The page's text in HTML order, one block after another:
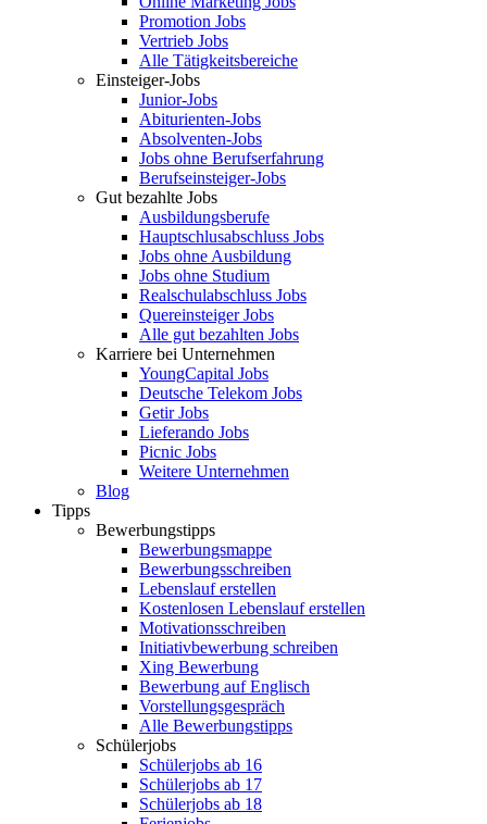
Promotion Jobs
Vertrieb Jobs
Alle Tätigkeitsbereiche
Einsteiger-Jobs
Junior-Jobs
Abiturienten-Jobs
Absolventen-Jobs
Jobs ohne Berufserfahrung
Berufseinsteiger-Jobs
Gut bezahlte Jobs
Ausbildungsberufe
Hauptschlusabschluss Jobs
Jobs ohne Ausbildung
Jobs ohne Studium
Realschulabschluss Jobs
Quereinsteiger Jobs
Alle gut bezahlten Jobs
Karriere bei Unternehmen
YoungCapital Jobs
Deutsche Telekom Jobs
Getir Jobs
Lieferando Jobs
Picnic Jobs
Weitere Unternehmen
Blog
Tipps
Bewerbungstipps
Bewerbungsmappe
Bewerbungsschreiben
Lebenslauf erstellen
Kostenlosen Lebenslauf erstellen
Motivationsschreiben
Initiativbewerbung schreiben
Xing Bewerbung
Bewerbung auf Englisch
Vorstellungsgespräch
Alle Bewerbungstipps
Schülerjobs
Schülerjobs ab 16
Schülerjobs ab 17
Schülerjobs ab 18